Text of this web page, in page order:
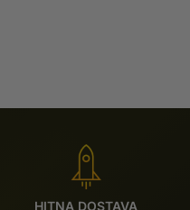
HITNA DOSTAVA